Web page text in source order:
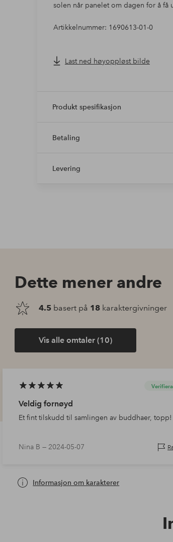
solen når panelet om dagen for å
Artikkelnummer: 1690613-01-0
Last ned høyoppløst bilde
Produkt spesifikasjon
Betaling
Levering
Dette mener andre
4.5 basert på 18 karaktergivninger
Vis alle omtaler (10)
Veldig fornøyd
Et fint tilskudd til samlingen av buddhaer, topp!
Nina B —2024-05-07
Informasjon om karakterer